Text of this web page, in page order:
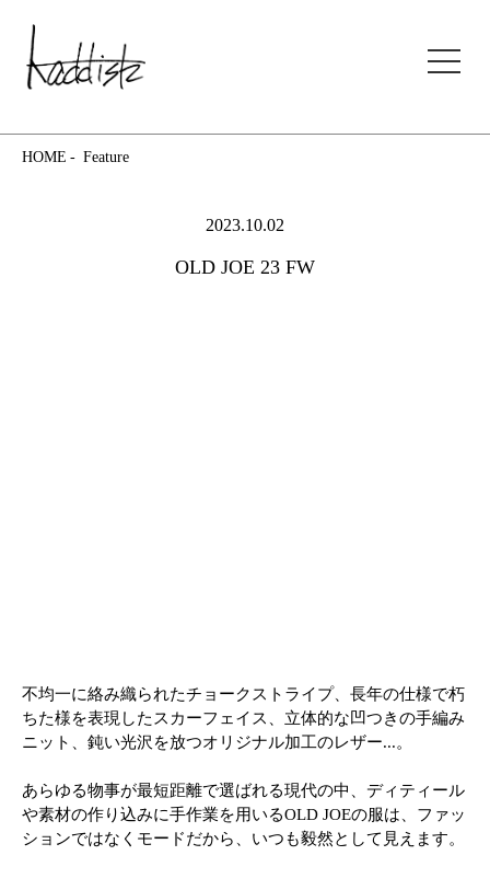
kaddish development store
HOME Feature
2023.10.02
OLD JOE 23 FW
不均一に絡み織られたチョークストライプ、長年の仕様で朽
ちた様を表現したスカーフェイス、立体的な凹つきの手編み
ニット、鈍い光沢を放つオリジナル加工のレザー...。
あらゆる物事が最短距離で選ばれる現代の中、ディティール
や素材の作り込みに手作業を用いるOLD JOEの服は、ファッ
ションではなくモードだから、いつも毅然として見えます。